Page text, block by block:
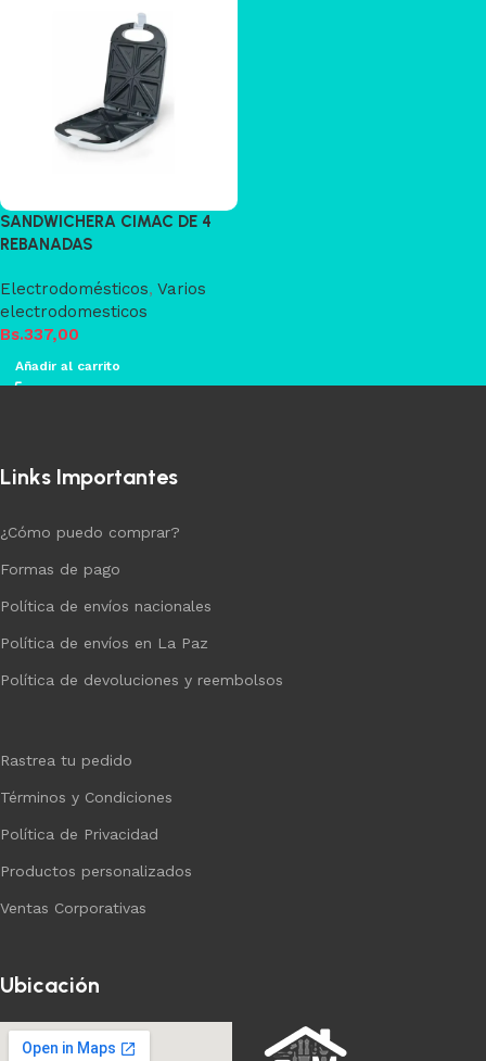
SANDWICHERA CIMAC DE 4
REBANADAS
Electrodomésticos, Varios
electrodomesticos
Bs.337,00
Añadir al carrito
Links Importantes
¿Cómo puedo comprar?
Formas de pago
Política de envíos nacionales
Política de envíos en La Paz
Política de devoluciones y reembolsos
Rastrea tu pedido
Términos y Condiciones
Política de Privacidad
Productos personalizados
Ventas Corporativas
Ubicación